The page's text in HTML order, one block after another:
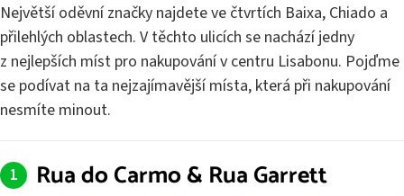
Největší oděvní značky najdete ve čtvrtích Baixa, Chiado a
přilehlých oblastech. V těchto ulicích se nachází jedny
z nejlepších míst pro nakupování v centru Lisabonu. Pojďme
se podívat na ta nejzajímavější místa, která při nakupování
nesmíte minout.
Rua do Carmo & Rua Garrett